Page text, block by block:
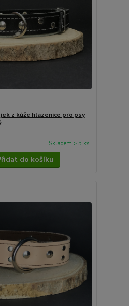
z kůže hlazenice pro psy
Skladem > 5 ks
do košíku